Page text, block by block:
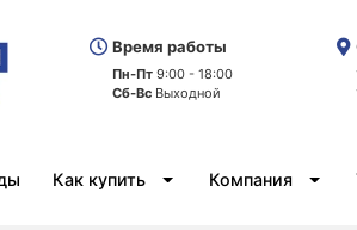
Время работы
Пн-Пт 9:00 - 18:00
Сб-Вс Выходной
Как купить Компания